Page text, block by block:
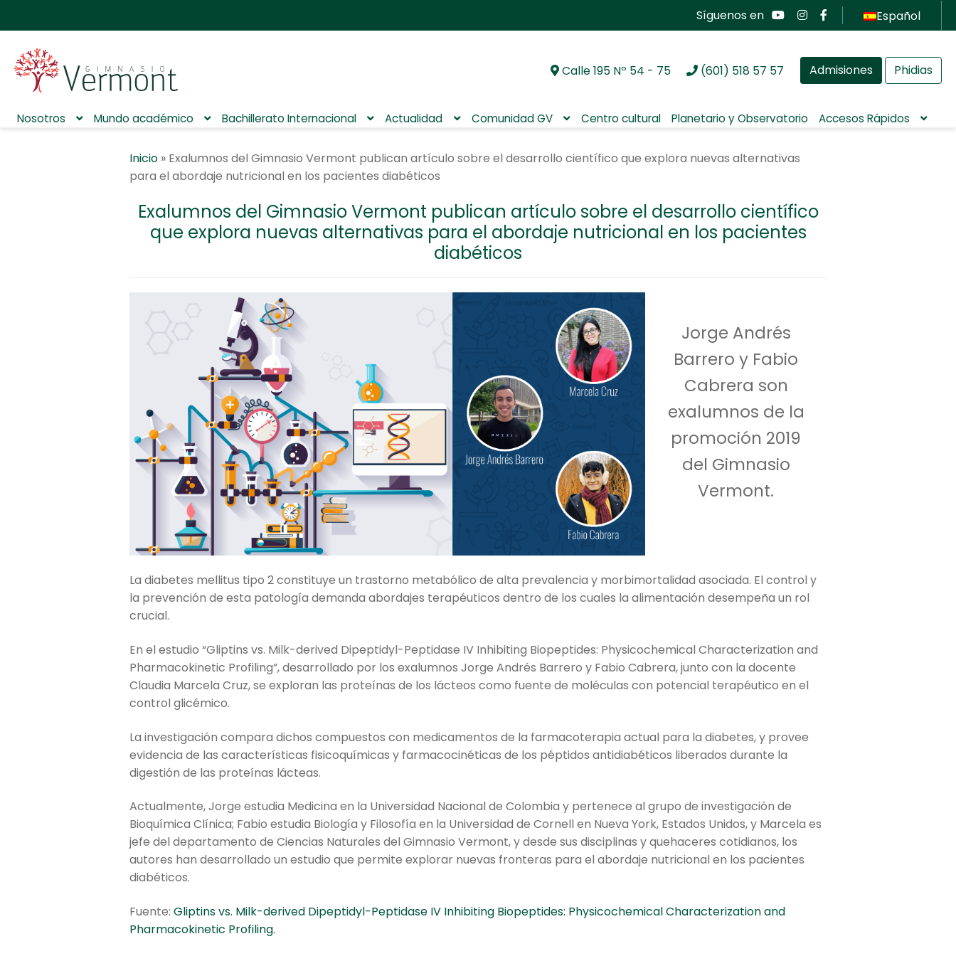
Síguenos en Español
la
contenido
Calle 195 Nº 54 - 75 (601) 518 57 57 Admisiones Phidias
Nosotros Mundo académico Bachillerato Internacional Actualidad Comunidad GV Centro cultural Planetario y Observatorio Accesos Rápidos
Inicio » Exalumnos del Gimnasio Vermont publican artículo sobre el desarrollo científico que explora nuevas alternativas
para el abordaje nutricional en los pacientes diabéticos
Exalumnos del Gimnasio Vermont publican artículo sobre el desarrollo científico
que explora nuevas alternativas para el abordaje nutricional en los pacientes
diabéticos
Jorge Andrés
Barrero y Fabio
Cabrera son
exalumnos de la
promoción 2019
del Gimnasio
Vermont.
La diabetes mellitus tipo 2 constituye un trastorno metabólico de alta prevalencia y morbimortalidad asociada. El control y
la prevención de esta patología demanda abordajes terapéuticos dentro de los cuales la alimentación desempeña un rol
crucial.
En el estudio “Gliptins vs. Milk-derived Dipeptidyl-Peptidase IV Inhibiting Biopeptides: Physicochemical Characterization and
Pharmacokinetic Profiling”, desarrollado por los exalumnos Jorge Andrés Barrero y Fabio Cabrera, junto con la docente
Claudia Marcela Cruz, se exploran las proteínas de los lácteos como fuente de moléculas con potencial terapéutico en el
control glicémico.
La investigación compara dichos compuestos con medicamentos de la farmacoterapia actual para la diabetes, y provee
evidencia de las características fisicoquímicas y farmacocinéticas de los péptidos antidiabéticos liberados durante la
digestión de las proteínas lácteas.
Actualmente, Jorge estudia Medicina en la Universidad Nacional de Colombia y pertenece al grupo de investigación de
Bioquímica Clínica; Fabio estudia Biología y Filosofía en la Universidad de Cornell en Nueva York, Estados Unidos, y Marcela es
jefe del departamento de Ciencias Naturales del Gimnasio Vermont, y desde sus disciplinas y quehaceres cotidianos, los
autores han desarrollado un estudio que permite explorar nuevas fronteras para el abordaje nutricional en los pacientes
diabéticos.
Fuente: Gliptins vs. Milk-derived Dipeptidyl-Peptidase IV Inhibiting Biopeptides: Physicochemical Characterization and
Pharmacokinetic Profiling.